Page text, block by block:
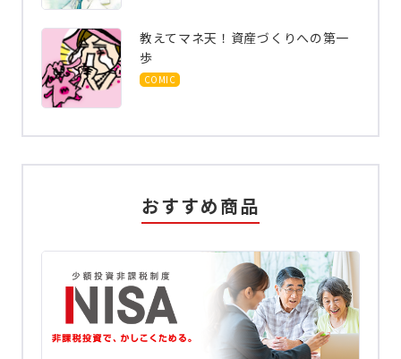
教えてマネ天！資産づくりへの第一
歩
COMIC
おすすめ商品